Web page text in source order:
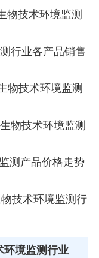
物技术环境监测
行业各产品销售
物技术环境监测
物技术环境监测
测产品价格走势
技术环境监测行
环境监测行业